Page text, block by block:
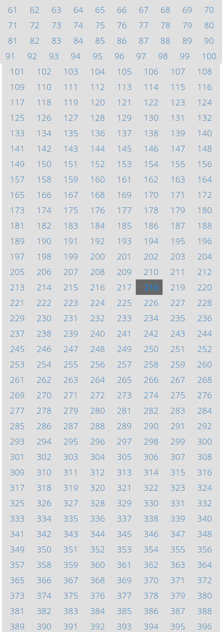
61
62 63 64 65 66 67 68 69
70
71
72 73 74 75 76 77 78 79
80
81
82 83 84 85 86 87 88 89
90
91
92 93 94 95 96 97 98 99
100
101
102 103 104 105 106 107
108
109
110 111 112 113 114 115
116
117
118 119 120 121 122 123
124
125
126 127 128 129 130 131
132
133
134 135 136 137 138 139
140
141
142 143 144 145 146 147
148
149
150 151 152 153 154 155
156
157
158 159 160 161 162 163
164
165
166 167 168 169 170 171
172
173
174 175 176 177 178 179
180
181
182 183 184 185 186 187
188
189
190 191 192 193 194 195
196
197
198 199 200 201 202 203
204
205
206 207 208 209 210 211
212
213
214 215 216 217 218 219
220
221
222 223 224 225 226 227
228
229
230 231 232 233 234 235
236
237
238 239 240 241 242 243
244
245
246 247 248 249 250 251
252
253
254 255 256 257 258 259
260
261
262 263 264 265 266 267
268
269
270 271 272 273 274 275
276
277
278 279 280 281 282 283
284
285
286 287 288 289 290 291
292
293
294 295 296 297 298 299
300
301
302 303 304 305 306 307
308
309
310 311 312 313 314 315
316
317
318 319 320 321 322 323
324
325
326 327 328 329 330 331
332
333
334 335 336 337 338 339
340
341
342 343 344 345 346 347
348
349
350 351 352 353 354 355
356
357
358 359 360 361 362 363
364
365
366 367 368 369 370 371
372
373
374 375 376 377 378 379
380
381
382 383 384 385 386 387
388
389
390 391 392 393 394 395 396